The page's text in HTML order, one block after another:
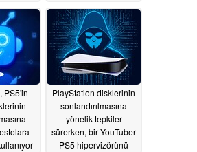
29/2026
31 Temmuz'dan önce
yayınlanacak.07/20/2026
PS5'in
PlayStation disklerinin
sonlandırılmasına
yönelik tepkiler
sürerken, bir YouTuber
PS5 hipervizörünü